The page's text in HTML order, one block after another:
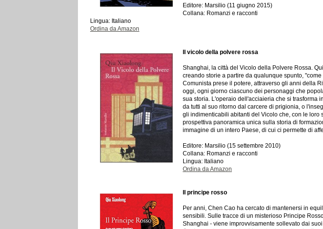
Editore: Marsilio (11 giugno 2015)
Collana: Romanzi e racconti
Lingua: Italiano
Ordina da Amazon
Il vicolo della polvere rossa
Shanghai, la città del Vicolo della Polvere Rossa.
creando storie a partire da qualunque spunto,
Comunista prese il potere, attraverso gli anni della
oggi, ogni giorno ciascuno dei personaggi che
sua storia. L'operaio dell'acciaieria che si trasforma
da tutti al suo ritorno dal carcere di prigionia, o
gli indimenticabili abitanti del Vicolo che, con le
prospettiva panoramica unica sulla storia di
immagine di un intero Paese, di cui ci permette di
Editore: Marsilio (15 settembre 2010)
Collana: Romanzi e racconti
Lingua: Italiano
Ordina da Amazon
Il principe rosso
Per anni, Chen Cao ha cercato di mantenersi in
sensibili. Sulle tracce di un misterioso Principe
Shanghai - viene improvvisamente sollevato dai